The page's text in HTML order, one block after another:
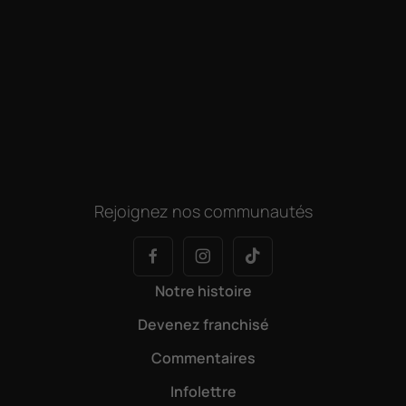
Rejoignez nos communautés
Notre histoire
Devenez franchisé
Commentaires
Infolettre